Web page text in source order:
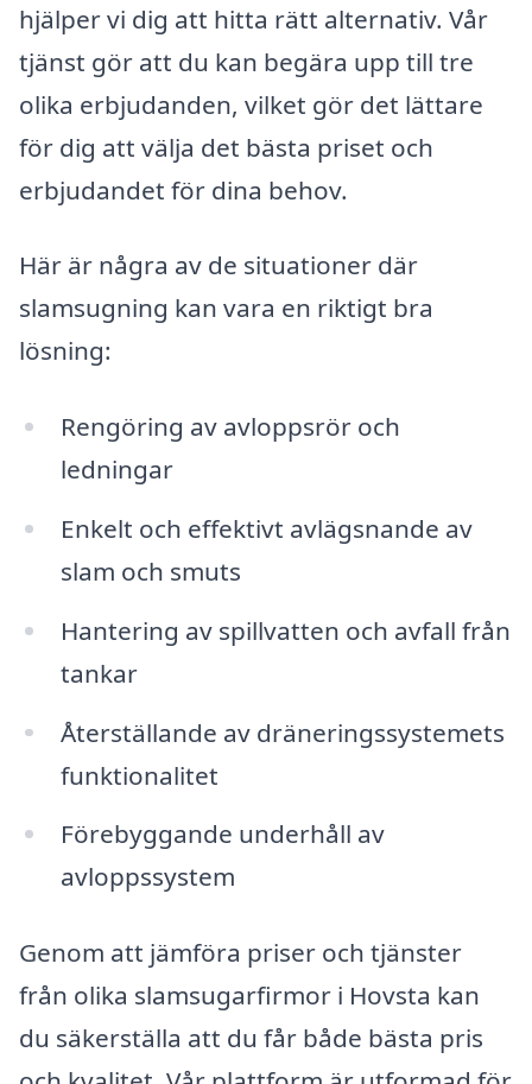
hjälper vi dig att hitta rätt alternativ. Vår
tjänst gör att du kan begära upp till tre
olika erbjudanden, vilket gör det lättare
för dig att välja det bästa priset och
erbjudandet för dina behov.
Här är några av de situationer där
slamsugning kan vara en riktigt bra
lösning:
Rengöring av avloppsrör och
ledningar
Enkelt och effektivt avlägsnande av
slam och smuts
Hantering av spillvatten och avfall från
tankar
Återställande av dräneringssystemets
funktionalitet
Förebyggande underhåll av
avloppssystem
Genom att jämföra priser och tjänster
från olika slamsugarfirmor i Hovsta kan
du säkerställa att du får både bästa pris